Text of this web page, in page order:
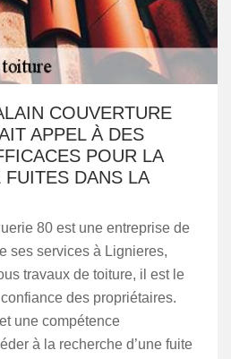
COUVERTURE
APPEL À DES
POUR LA
FUITES DANS LA
80 est une entreprise de
ses services à Lignieres,
travaux de toiture, il est le
des propriétaires.
une compétence
à la recherche d’une fuite